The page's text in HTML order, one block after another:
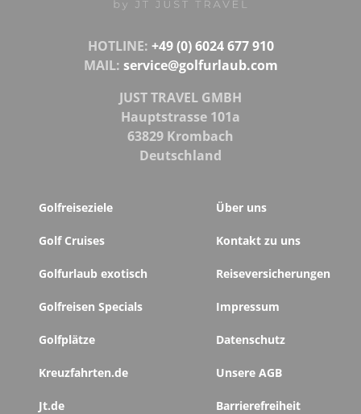
HOTLINE: +49 (0) 6024 677 910
MAIL: service@golfurlaub.com
JUST TRAVEL GMBH
Hauptstrasse 101a
63829 Krombach
Deutschland
Golfreiseziele
Golf Cruises
Golfurlaub exotisch
Golfreisen Specials
Golfplätze
Kreuzfahrten.de
Jt.de
Über uns
Kontakt zu uns
Reiseversicherungen
Impressum
Datenschutz
Unsere AGB
Barrierefreiheit